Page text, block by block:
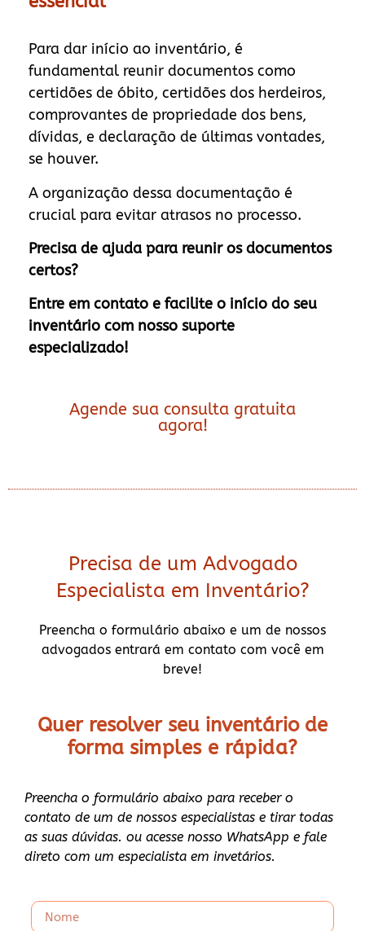
Para dar início ao inventário, é
fundamental reunir documentos como
certidões de óbito, certidões dos herdeiros,
comprovantes de propriedade dos bens,
dívidas, e declaração de últimas vontades,
se houver.
A organização dessa documentação é
crucial para evitar atrasos no processo.
Precisa de ajuda para reunir os documentos
certos?
Entre em contato e facilite o início do seu
inventário com nosso suporte
especializado!
Agende sua consulta gratuita
agora!
Precisa de um Advogado
Especialista em Inventário?
Preencha o formulário abaixo e um de nossos
advogados entrará em contato com você em
breve!
Quer resolver seu inventário de
forma simples e rápida?
Preencha o formulário abaixo para receber o
contato de um de nossos especialistas e tirar todas
as suas dúvidas. ou acesse nosso WhatsApp e fale
direto com um especialista em invetários.